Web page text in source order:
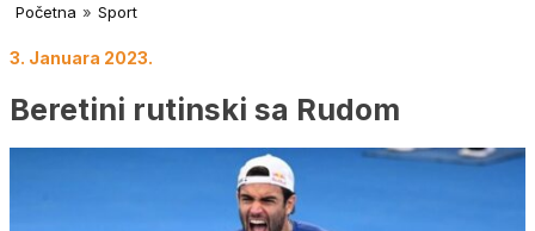
Početna » Sport
3. Januara 2023.
Beretini rutinski sa Rudom